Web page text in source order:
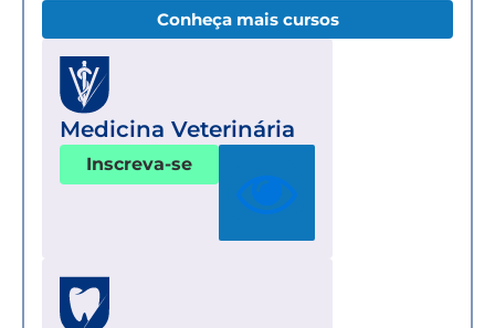
Conheça mais cursos
Medicina Veterinária
Inscreva-se